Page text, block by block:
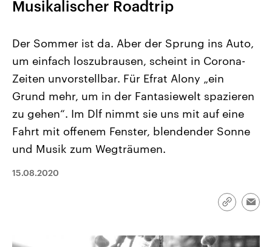
Landtagswahl Sachsen-Anhalt
2026
Alle Informationen
Sachsen-Anhalt wählt am 6.
September 2026 einen neuen
Bundesland von einer Koalition aus
Umfragen, Prognosen,
Wahlprogramme, aktuelle Berichte
USA
Aktuelle Beiträge,
Hintergründe
Wirtschaftlich und
gehören die Vereinigten
mit großem Einfluss auf
Musikalischer Roadtrip
Der Sommer ist da. Aber der Sprung ins Auto,
um einfach loszubrausen, scheint in Corona-
Zeiten unvorstellbar. Für Efrat Alony „ein
Grund mehr, um in der Fantasiewelt spazieren
zu gehen“. Im Dlf nimmt sie uns mit auf eine
Fahrt mit offenem Fenster, blendender Sonne
und Musik zum Wegträumen.
15.08.2020
Link